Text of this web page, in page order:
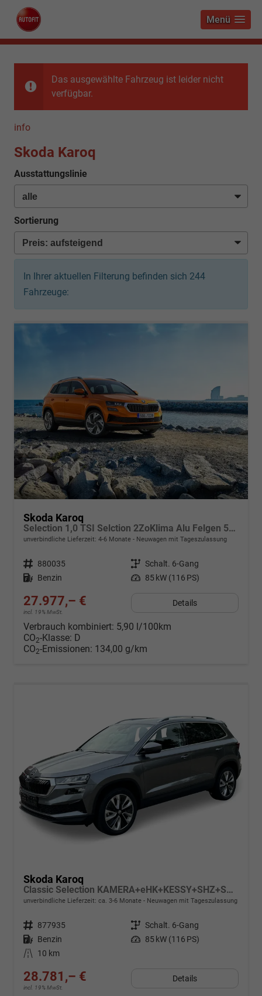
Menü
Das ausgewählte Fahrzeug ist leider nicht
verfügbar.
info
Skoda Karoq
Ausstattungslinie
Sortierung
In Ihrer aktuellen Filterung befinden sich 244
Fahrzeuge:
Skoda Karoq
Selection 1,0 TSI Selction 2ZoKlima Alu Felgen 5J Garantie Sitzheizung LED Scheinwerfer Tempomat
unverbindliche Lieferzeit: 4-6 Monate Neuwagen mit Tageszulassung
Fahrzeugnr. 880035 Getriebe Schalt. 6-Gang
Kraftstoff Benzin Leistung 85 kW (116 PS)
27.977,– €
incl. 19% MwSt.
Details
Verbrauch kombiniert: 5,90 l/100km
CO2-Klasse: D
CO2-Emissionen: 134,00 g/km
Skoda Karoq
Classic Selection KAMERA+eHK+KESSY+SHZ+SMARTLINK+LED+16" ALU
unverbindliche Lieferzeit: ca. 3-6 Monate Neuwagen mit Tageszulassung
Fahrzeugnr. 877935 Getriebe Schalt. 6-Gang
Kraftstoff Benzin Leistung 85 kW (116 PS)
Kilometerstand
10 km
28.781,– €
incl. 19% MwSt.
Details